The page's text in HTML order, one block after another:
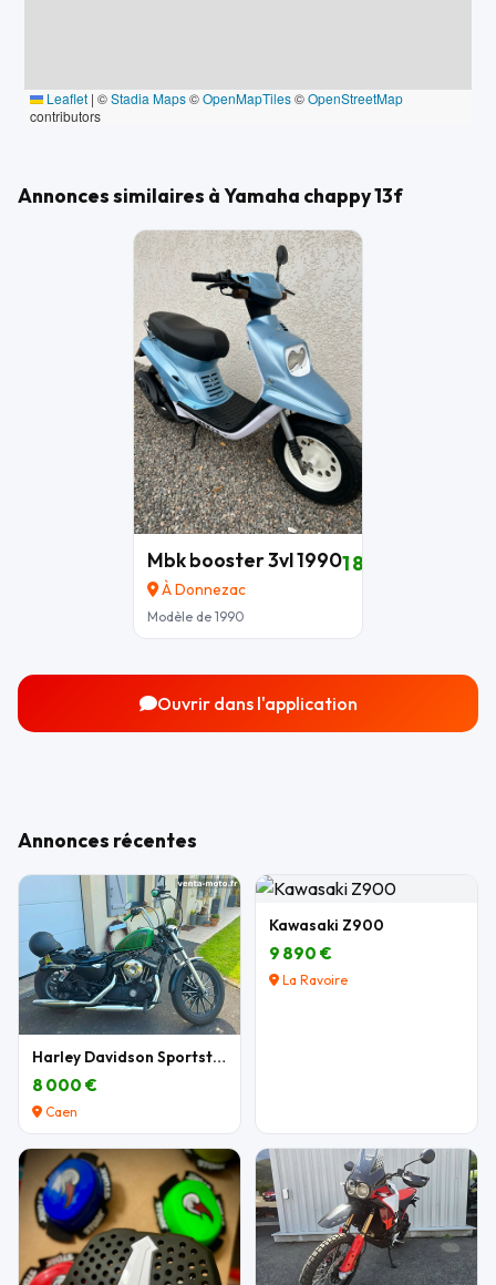
Leaflet | ©Stadia Maps©OpenMapTiles©OpenStreetMap
contributors
Annonces similaires à Yamaha chappy 13f
Mbk booster 3vl 1990
À Donnezac
Modèle de 1990
1 850 €
Ouvrir dans l'application
Annonces récentes
Harley Davidson Sportster 883 XL
8 000 €
Caen
Kawasaki Z900
9 890 €
La Ravoire